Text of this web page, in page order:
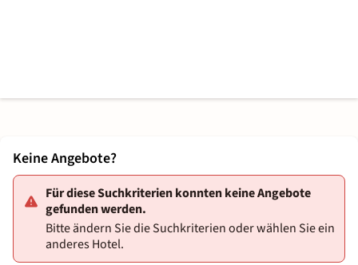
Keine Angebote?
Für diese Suchkriterien konnten keine Angebote
gefunden werden.
Bitte ändern Sie die Suchkriterien oder wählen Sie ein
anderes Hotel.